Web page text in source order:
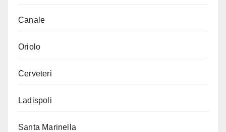
Canale
Oriolo
Cerveteri
Ladispoli
Santa Marinella